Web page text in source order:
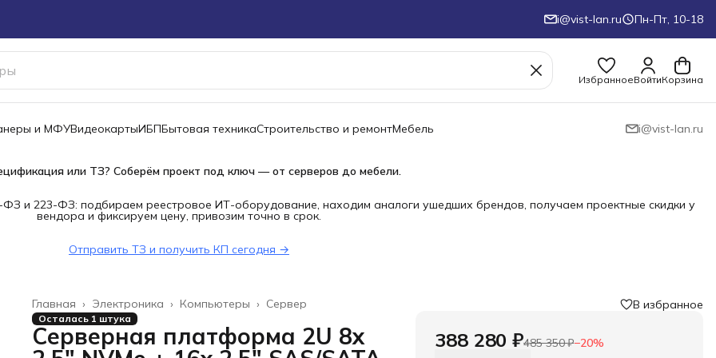
i@vist-lan.ru Пн-Пт, 10-18
ИзбранноеВойтиКорзина
и МФУВидеокартыИБПБытовая техникаСтроительство и ремонтМебель i@vist-lan.ru
или ТЗ? Соберём проект под ключ — от серверов до мебели.
и 223-ФЗ: подбираем реестровое ИТ-оборудование, находим аналоги ушедших брендов, получаем проектные скидки у
вендора и фиксируем цену, привозим точно в срок.
Отправить ТЗ и получить КП сегодня →
Сервер
Компьютеры ›
Электроника ›
Главная ›
Осталась 1 штука
Серверная платформа 2U 8x
В избранное
388 280 ₽485 350 ₽−20%